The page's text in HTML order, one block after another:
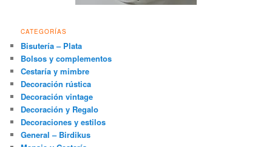
CATEGORÍAS
Bisutería – Plata
Bolsos y complementos
Cestaría y mimbre
Decoración rústica
Decoración vintage
Decoración y Regalo
Decoraciones y estilos
General – Birdikus